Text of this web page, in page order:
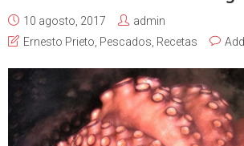
10 agosto, 2017
admin
Ernesto Prieto, Pescados, Recetas